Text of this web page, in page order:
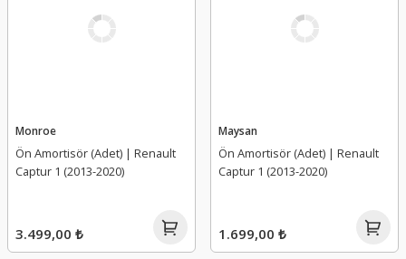
Monroe
Ön Amortisör (Adet) | Renault
Captur 1 (2013-2020)
3.499,00 ₺
Maysan
Ön Amortisör (Adet) | Renault
Captur 1 (2013-2020)
1.699,00 ₺